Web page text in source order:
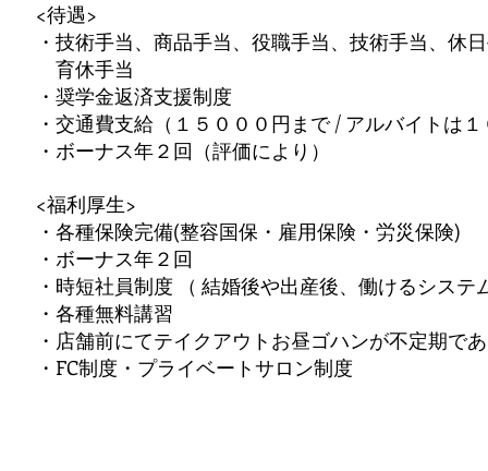
<待遇>
・技術手当、商品手当、役職手当、技術手当、休
育休手当
・奨学金返済支援制度
・交通費支給（１５０００円まで / アルバイトは
・ボーナス年２回（評価により）
<福利厚生>
・各種保険完備(整容国保・雇用保険・労災保険)
・ボーナス年２回
・ 時短社員制度 （ 結婚後や出産後、働けるシステ
・ 各種無料講習
・店舗前にてテイクアウトお昼ゴハンが不定期で
・ FC制度・プライベートサロン制度